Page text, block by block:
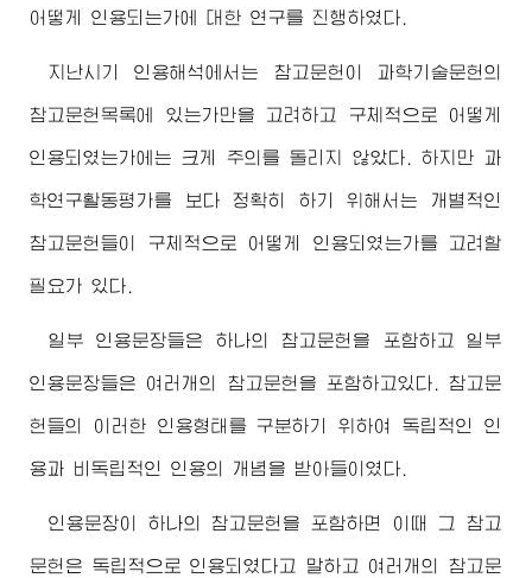
어떻게 인용되는가에 대한 연구를 진행하였다.
지난시기 인용해석에서는 참고문헌이 과학기술문헌의
참고문헌목록에 있는가만을 고려하고 구체적으로 어떻게
인용되였는가에는 크게 주의를 돌리지 않았다. 하지만 과
학연구활동평가를 보다 정확히 하기 위해서는 개별적인
참고문헌들이 구체적으로 어떻게 인용되였는가를 고려할
필요가 있다.
일부 인용문장들은 하나의 참고문헌을 포함하고 일부
인용문장들은 여러개의 참고문헌을 포함하고있다. 참고문
헌들의 이러한 인용형태를 구분하기 위하여 독립적인 인
용과 비독립적인 인용의 개념을 받아들이였다.
인용문장이 하나의 참고문헌을 포함하면 이때 그 참고
문헌은 독립적으로 인용되였다고 말하고 여러개의 참고문